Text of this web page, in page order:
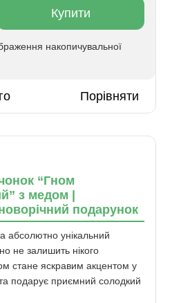
Купити
накопичувальної
Порівняти
“Гном
з медом |
подарунок
абсолютно унікальний
не залишить нікого
стане яскравим акцентом у
подарує приємний солодкий